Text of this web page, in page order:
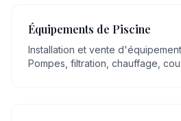
Équipements de Piscine
Installation et vente
Pompes, filtration, chauffage,